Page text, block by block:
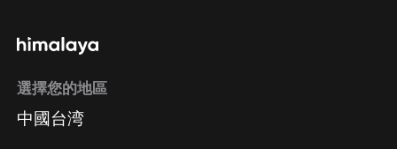
方法 Google Play取消訂閱方法
選擇您的地區
中國台湾